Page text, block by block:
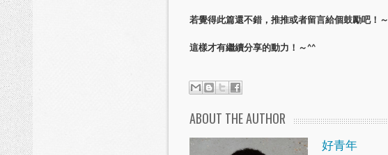
若覺得此篇還不錯，推推或者留言給個鼓勵吧！～
這樣才有繼續分享的動力！～^^
ABOUT THE AUTHOR
好青年